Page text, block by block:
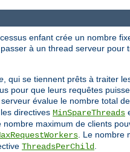
enfant crée un nombre
à un thread serveur
, qui se tiennent prêts à traiter
pour que leurs requêtes
serveur évalue le nombre total
directives MinSpareThreads
maximum de clients
. Le nombre
ThreadsPerChild